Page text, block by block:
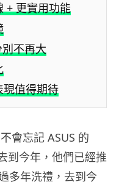
+ 更實用功能
不再大
值得期待
會忘記 ASUS 的
到今年，他們已經推
多年洗禮，去到今